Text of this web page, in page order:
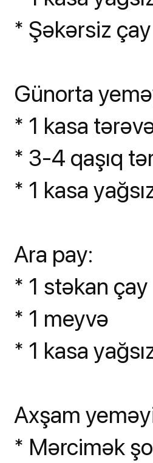
* Şəkərsiz çay
Günorta
* 1 kasa
* 3-4 qaşıq
* 1 kasa
Ara pay:
* 1 stəkan çay
* 1 meyvə
* 1 kasa
Axşam
* Mərcimək